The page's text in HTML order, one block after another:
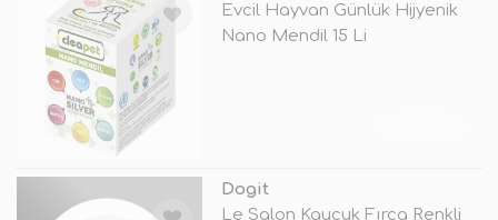
Evcil Hayvan Günlük Hijyenik
Nano Mendil 15 Li
Dogit
Le Salon Kauçuk Fırça Renkli